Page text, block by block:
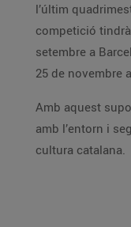
l’últim
competició
setembre a
25 de novembre
Amb aquest
amb l’entorn i
cultura catalana.